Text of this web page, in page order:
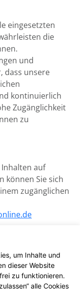
eingesetzten
die
und
dass unsere
kontinuierlich
Zugänglichkeit
zu
Inhalten auf
können Sie sich
zugänglichen
für die
um Inhalte und
dieser Website
zu funktionieren.
alle Cookies